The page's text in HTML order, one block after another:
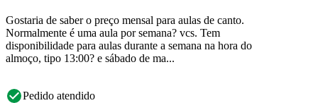
Gostaria de saber o preço mensal para aulas de canto.
Normalmente é uma aula por semana? vcs. Tem
disponibilidade para aulas durante a semana na hora do
almoço, tipo 13:00? e sábado de ma...
Pedido atendido